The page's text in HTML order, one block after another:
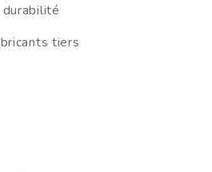
tiers